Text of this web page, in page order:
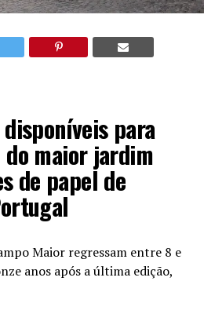
para
do maior jardim
de papel de
Maior regressam entre 8 e
anos após a última edição,